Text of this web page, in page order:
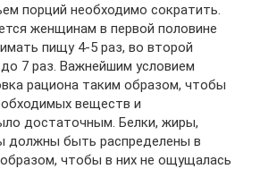
порций необходимо сократить.
женщинам в первой половине
пищу 4-5 раз, во второй
7 раз. Важнейшим условием
рациона таким образом, чтобы
веществ и
достаточным. Белки, жиры,
должны быть распределены в
чтобы в них не ощущалась